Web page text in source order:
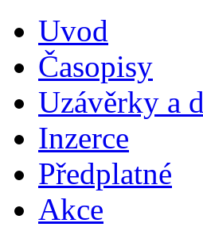
Uvod
Časopisy
Uzávěrky a
Inzerce
Předplatné
Akce